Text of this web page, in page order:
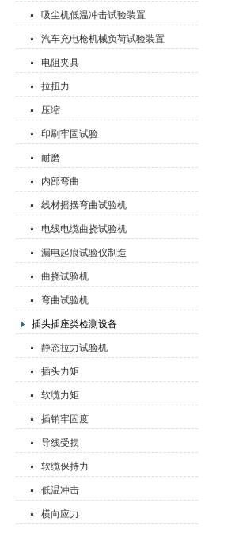
吸尘机低温冲击试验装置
汽车充电枪机械负荷试验装置
电阻夹具
拉扭力
压缩
印刷牢固试验
耐磨
内部弯曲
线材摇摆弯曲试验机
电线电缆曲挠试验机
漏电起痕试验仪制造
曲挠试验机
弯曲试验机
插头插座类检测设备
静态拉力试验机
插头力矩
软缆力矩
插销牢固度
导线受损
软缆保持力
低温冲击
横向应力